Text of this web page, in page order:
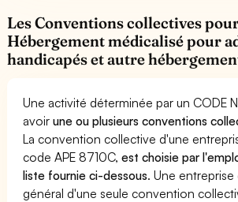
Les Conventions collectives
Hébergement médicalisé pour
handicapés et autre
Une activité déterminée par un CODE
avoirune ou plusieurs conventions
La convention collective d'une
code APE 8710C,est choisie par
liste fournie ci-dessous. Une
général d'une seule convention